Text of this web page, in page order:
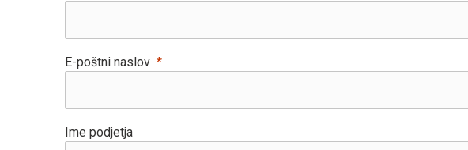
E-poštni naslov
Ime podjetja